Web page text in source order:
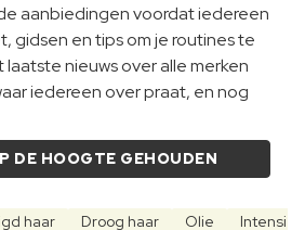
aanbiedingen voordat iedereen
gidsen en tips om je routines te
nieuws over alle merken
iedereen over praat, en nog
DE HOOGTE GEHOUDEN
haar Droog haar Olie Intensief